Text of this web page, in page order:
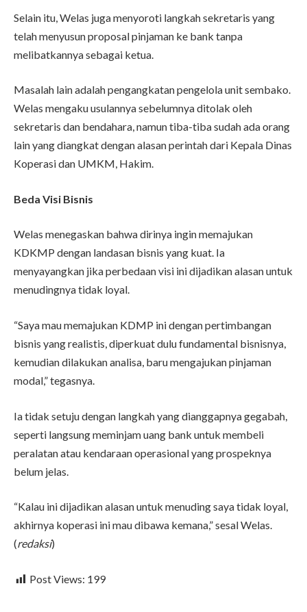
Selain itu, Welas juga menyoroti langkah sekretaris yang
telah menyusun proposal pinjaman ke bank tanpa
melibatkannya sebagai ketua.
Masalah lain adalah pengangkatan pengelola unit sembako.
Welas mengaku usulannya sebelumnya ditolak oleh
sekretaris dan bendahara, namun tiba-tiba sudah ada orang
lain yang diangkat dengan alasan perintah dari Kepala Dinas
Koperasi dan UMKM, Hakim.
Beda Visi Bisnis
Welas menegaskan bahwa dirinya ingin memajukan
KDKMP dengan landasan bisnis yang kuat. Ia
menyayangkan jika perbedaan visi ini dijadikan alasan untuk
menudingnya tidak loyal.
“Saya mau memajukan KDMP ini dengan pertimbangan
bisnis yang realistis, diperkuat dulu fundamental bisnisnya,
kemudian dilakukan analisa, baru mengajukan pinjaman
modal,” tegasnya.
Ia tidak setuju dengan langkah yang dianggapnya gegabah,
seperti langsung meminjam uang bank untuk membeli
peralatan atau kendaraan operasional yang prospeknya
belum jelas.
“Kalau ini dijadikan alasan untuk menuding saya tidak loyal,
akhirnya koperasi ini mau dibawa kemana,” sesal Welas.
(redaksi)
Post Views: 199